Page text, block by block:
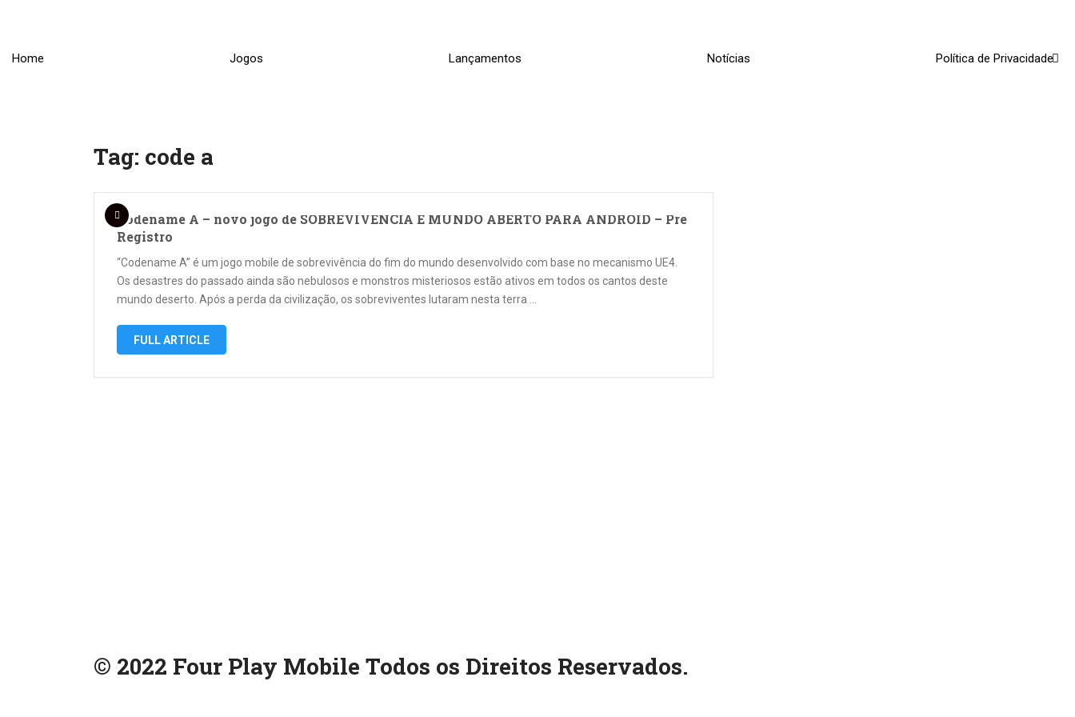
Home Jogos Lançamentos Notícias Política de Privacidade
Tag: code a
Codename A – novo jogo de SOBREVIVENCIA E MUNDO ABERTO PARA ANDROID – Pré
Registro
“Codename A” é um jogo mobile de sobrevivência do fim do mundo desenvolvido com base no mecanismo UE4.
Os desastres do passado ainda são nebulosos e monstros misteriosos estão ativos em todos os cantos deste
mundo deserto. Após a perda da civilização, os sobreviventes lutaram nesta terra …
FULL ARTICLE
© 2022 Four Play Mobile Todos os Direitos Reservados.